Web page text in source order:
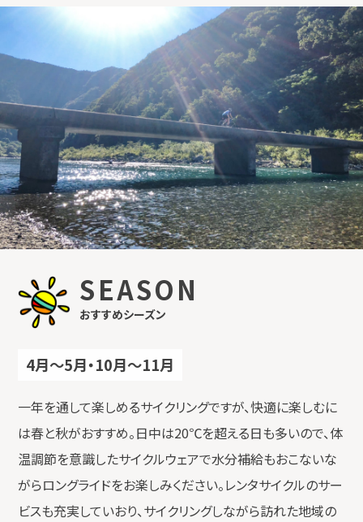
SEASON
おすすめシーズン
4月〜5月・10月〜11月
一年を通して楽しめるサイクリングですが、快適に楽しむに
は春と秋がおすすめ。日中は20℃を超える日も多いので、体
温調節を意識したサイクルウェアで水分補給もおこないな
がらロングライドをお楽しみください。レンタサイクルのサー
ビスも充実していおり、サイクリングしながら訪れた地域の